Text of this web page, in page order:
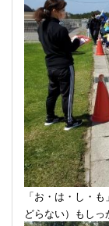
「お・は・し・
どらない）もしっ